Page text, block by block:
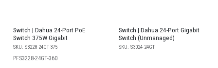
Switch | Dahua 24-Port PoE
Switch 375W Gigabit
SKU: S3228-24GT-375
PFS3228-24GT-360
Switch | Dahua 24-Port Gigabit
Switch (Unmanaged)
SKU: S3024-24GT